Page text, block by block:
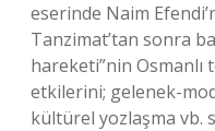
eserinde Naim
Tanzimat’tan sonra
hareketi”nin
etkilerini; gelenek-
kültürel yozlaşma vb.